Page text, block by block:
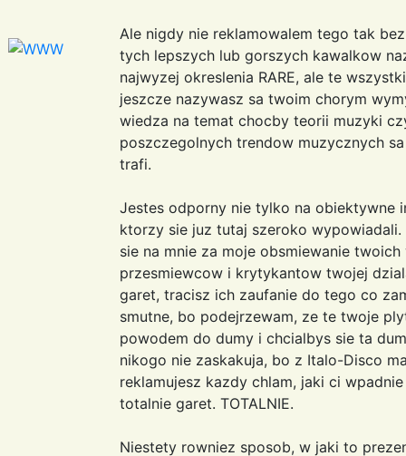
Ale nigdy nie reklamowalem tego tak
tych lepszych lub gorszych kawalkow
najwyzej okreslenia RARE, ale te
jeszcze nazywasz sa twoim chorym
wiedza na temat chocby teorii muzyki
poszczegolnych trendow muzycznych
trafi.
Jestes odporny nie tylko na obiektywne
ktorzy sie juz tutaj szeroko
sie na mnie za moje obsmiewanie
przesmiewcow i krytykantow twojej
garet, tracisz ich zaufanie do tego co
smutne, bo podejrzewam, ze te twoje
powodem do dumy i chcialbys sie ta
nikogo nie zaskakuja, bo z Italo-Disco
reklamujesz kazdy chlam, jaki ci
totalnie garet. TOTALNIE.
Niestety rowniez sposob, w jaki to